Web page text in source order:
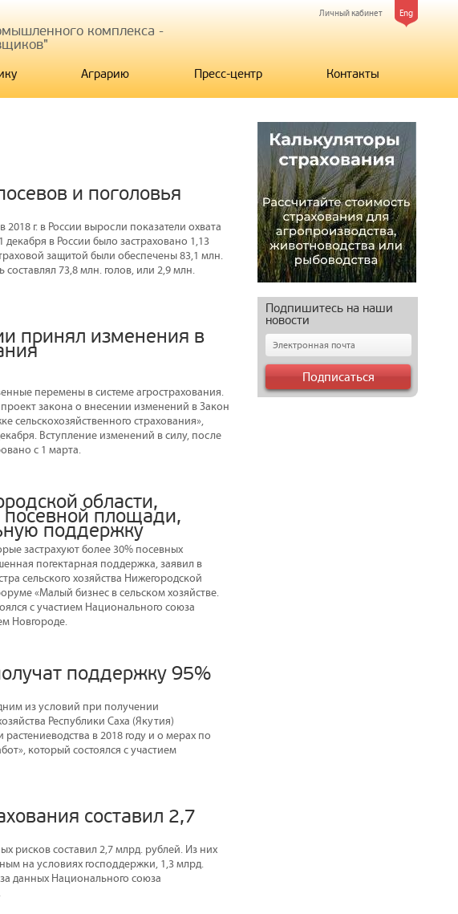
Eng
Личный кабинет
комплекса -
Аграрию Пресс-центр Контакты
и поголовья
г. в России выросли показатели охвата
в России было застраховано 1,13
защитой были обеспечены 83,1 млн.
73,8 млн. голов, или 2,9 млн.
принял изменения в
перемены в системе агрострахования.
закона о внесении изменений в Закон
сельскохозяйственного страхования»,
Вступление изменений в силу, после
с 1 марта.
области,
посевной площади,
поддержку
застрахуют более 30% посевных
погектарная поддержка, заявил в
сельского хозяйства Нижегородской
«Малый бизнес в сельском хозяйстве.
с участием Национального союза
Новгороде.
поддержку 95%
из условий при получении
Республики Саха (Якутия)
в 2018 году и о мерах по
который состоялся с участием
составил 2,7
рисков составил 2,7 млрд. рублей. Из них
на условиях господдержки, 1,3 млрд.
данных Национального союза
Подпишитесь на наши
новости